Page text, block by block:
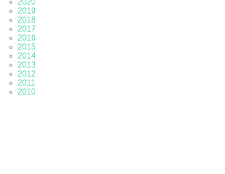
2020
2019
2018
2017
2016
2015
2014
2013
2012
2011
2010